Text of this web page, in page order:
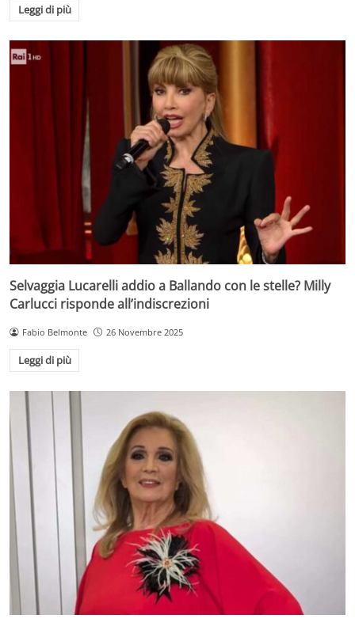
Leggi di più
Selvaggia Lucarelli addio a Ballando con le stelle? Milly
Carlucci risponde all’indiscrezioni
Fabio Belmonte 26 Novembre 2025
Leggi di più